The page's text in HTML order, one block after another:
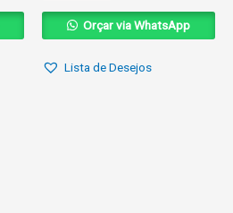
Orçar via WhatsApp
Lista de Desejos